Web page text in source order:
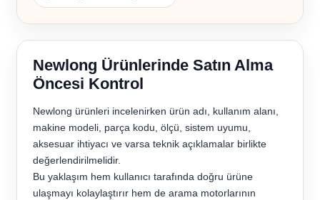
Newlong Ürünlerinde Satın Alma
Öncesi Kontrol
Newlong ürünleri incelenirken ürün adı, kullanım alanı,
makine modeli, parça kodu, ölçü, sistem uyumu,
aksesuar ihtiyacı ve varsa teknik açıklamalar birlikte
değerlendirilmelidir.
Bu yaklaşım hem kullanıcı tarafında doğru ürüne
ulaşmayı kolaylaştırır hem de arama motorlarının